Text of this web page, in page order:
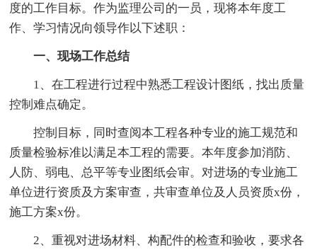
度的工作目标。作为监理公司的一员，现将本年度工
作、学习情况向领导作以下述职：
一、现场工作总结
1、在工程进行过程中熟悉工程设计图纸，找出质量
控制难点确定。
控制目标，同时查阅本工程各种专业的施工规范和
质量检验标准以满足本工程的需要。本年度参加消防、
人防、弱电、总平等专业图纸会审。对进场的专业施工
单位进行资质及方案审查，共审查单位及人员资质x份，
施工方案x份。
2、重视对进场材料、构配件的检查和验收，要求各